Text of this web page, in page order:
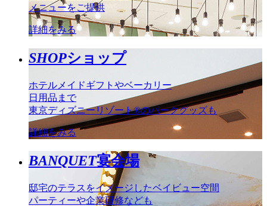
メニューをご提供
詳細をみる
SHOPショップ
ホテルメイドギフトやベーカリー
日用品まで
東京ディズニーリゾート®のパークグッズも
詳細をみる
BANQUET宴会場
邸宅のテラスをイメージしたベイビュー空間
パーティーや企業研修なども